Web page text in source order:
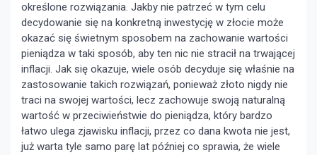
określone rozwiązania. Jakby nie patrzeć w tym celu
decydowanie się na konkretną inwestycję w złocie może
okazać się świetnym sposobem na zachowanie wartości
pieniądza w taki sposób, aby ten nic nie stracił na trwającej
inflacji. Jak się okazuje, wiele osób decyduje się właśnie na
zastosowanie takich rozwiązań, ponieważ złoto nigdy nie
traci na swojej wartości, lecz zachowuje swoją naturalną
wartość w przeciwieństwie do pieniądza, który bardzo
łatwo ulega zjawisku inflacji, przez co dana kwota nie jest,
już warta tyle samo parę lat później co sprawia, że wiele